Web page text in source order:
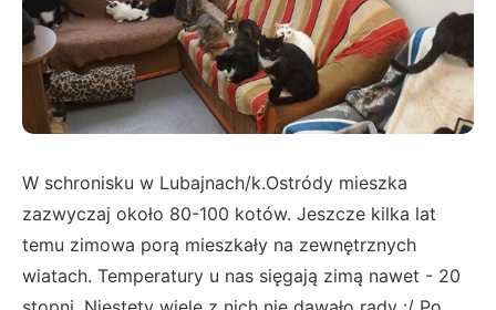
W schronisku w Lubajnach/k.Ostródy mieszka
zazwyczaj około 80-100 kotów. Jeszcze kilka lat
temu zimowa porą mieszkały na zewnętrznych
wiatach. Temperatury u nas sięgają zimą nawet - 20